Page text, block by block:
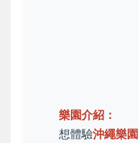
樂園介紹：
想體驗沖繩樂園